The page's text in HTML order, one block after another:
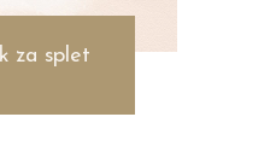
za splet